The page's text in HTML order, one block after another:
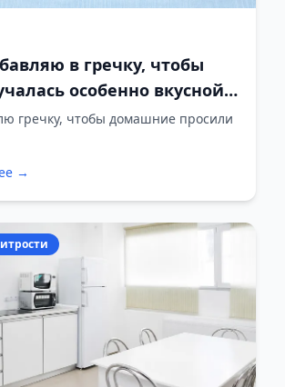
в гречку, чтобы
особенно вкусной
гречку, чтобы домашние просили
→